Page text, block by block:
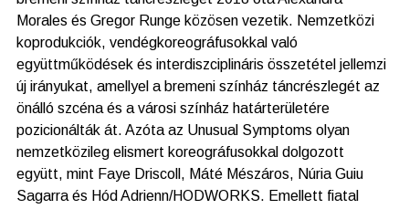
Morales és Gregor Runge közösen vezetik. Nemzetközi
koprodukciók, vendégkoreográfusokkal való
együttműködések és interdiszciplináris összetétel jellemzi
új irányukat, amellyel a bremeni színház táncrészlegét az
önálló szcéna és a városi színház határterületére
pozicionálták át. Azóta az Unusual Symptoms olyan
nemzetközileg elismert koreográfusokkal dolgozott
együtt, mint Faye Driscoll, Máté Mészáros, Núria Guiu
Sagarra és Hód Adrienn/HODWORKS. Emellett fiatal